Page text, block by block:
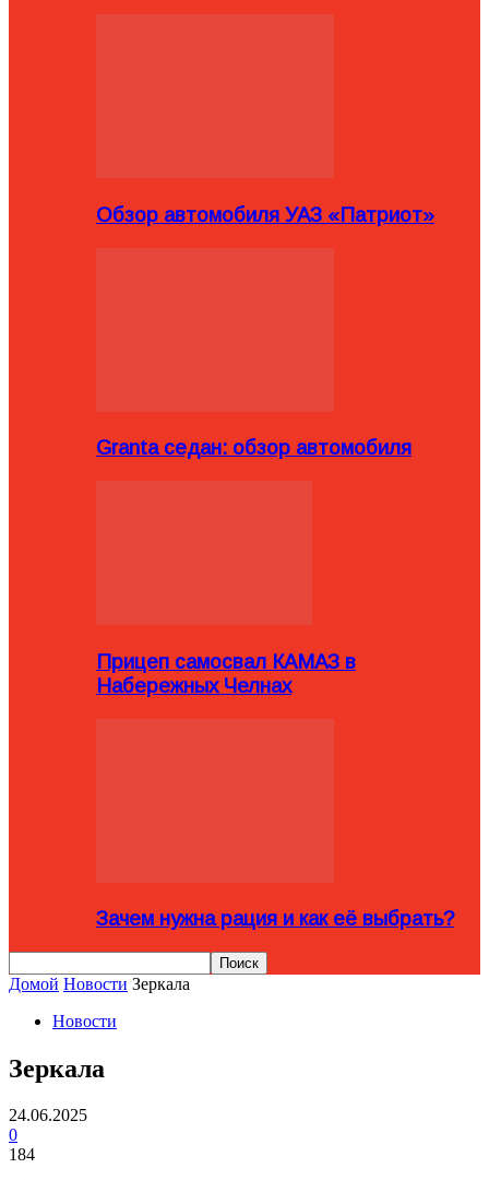
Обзор автомобиля УАЗ «Патриот»
Granta седан: обзор автомобиля
Прицеп самосвал КАМАЗ в
Набережных Челнах
Зачем нужна рация и как её выбрать?
Домой Новости Зеркала
Новости
Зеркала
24.06.2025
0
184